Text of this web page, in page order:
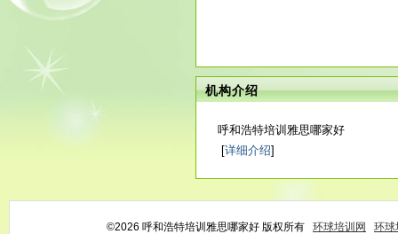
机构介绍
呼和浩特培训雅思哪家好
[详细介绍]
©2026 呼和浩特培训雅思哪家好 版权所有 环球培训网 环球